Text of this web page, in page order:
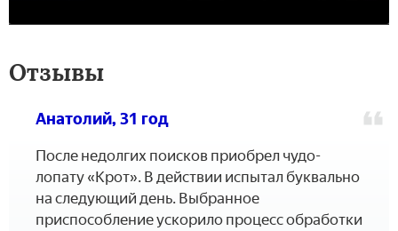
Отзывы
Анатолий, 31 год
После недолгих поисков приобрел чудо-
лопату «Крот». В действии испытал буквально
на следующий день. Выбранное
приспособление ускорило процесс обработки